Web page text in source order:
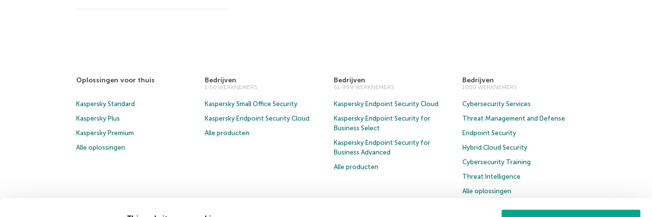
Oplossingen voor thuis
Kaspersky Standard
Kaspersky Plus
Kaspersky Premium
Alle oplossingen
Bedrijven
1-50 WERKNEMERS
Kaspersky Small Office Security
Kaspersky Endpoint Security Cloud
Alle producten
Bedrijven
51-999 WERKNEMERS
Kaspersky Endpoint Security Cloud
Kaspersky Endpoint Security for
Business Select
Kaspersky Endpoint Security for
Business Advanced
Alle producten
Bedrijven
1000 WERKNEMERS
Cybersecurity Services
Threat Management and Defense
Endpoint Security
Hybrid Cloud Security
Cybersecurity Training
Threat Intelligence
Alle oplossingen